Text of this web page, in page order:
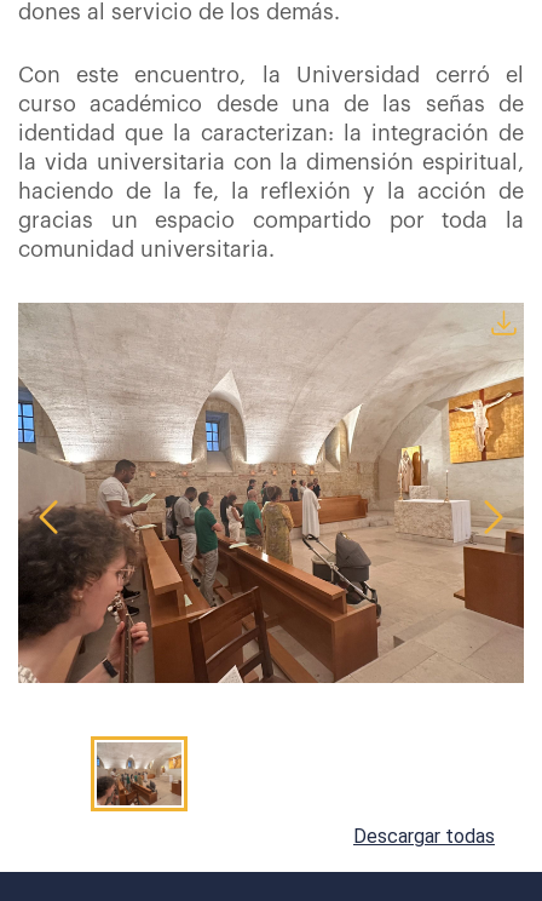
dones al servicio de los demás.
Con este encuentro, la Universidad cerró el
curso académico desde una de las señas de
identidad que la caracterizan: la integración de
la vida universitaria con la dimensión espiritual,
haciendo de la fe, la reflexión y la acción de
gracias un espacio compartido por toda la
comunidad universitaria.
Descargar todas